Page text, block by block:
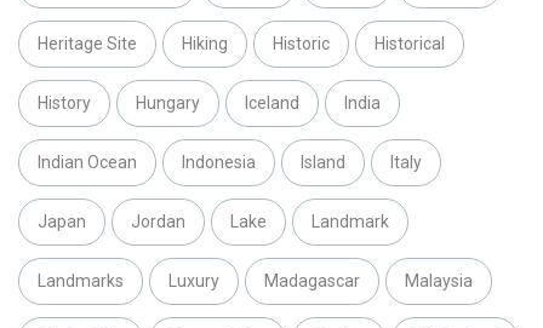
Heritage Site Hiking Historic Historical
History Hungary Iceland India
Indian Ocean Indonesia Island Italy
Japan Jordan Lake Landmark
Landmarks Luxury Madagascar Malaysia